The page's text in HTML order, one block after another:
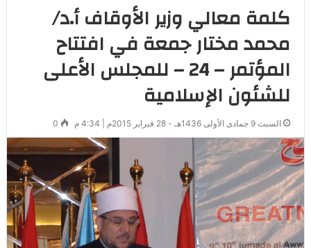
كلمة معالي وزير الأوقاف أ.د/
محمد مختار جمعة في افتتاح
المؤتمر – 24 – للمجلس الأعلى
للشئون الإسلامية
السبت 9 جمادى الأولى 1436هـ - 28 فبراير 2015م | 4:34 م 0